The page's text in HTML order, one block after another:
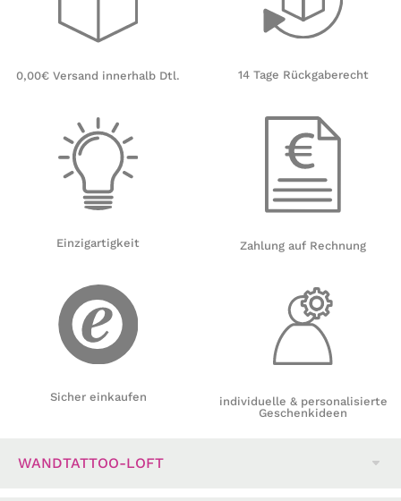
0,00€ Versand innerhalb Dtl.
Einzigartigkeit
Sicher einkaufen
14 Tage Rückgaberecht
Zahlung auf Rechnung
individuelle & personalisierte
Geschenkideen
WANDTATTOO-LOFT